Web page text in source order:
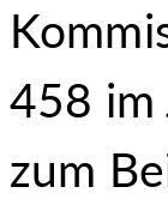
458 im
zum